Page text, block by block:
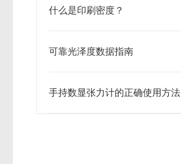
什么是印刷密度？
可靠光泽度数据指南
手持数显张力计的正确使用方法